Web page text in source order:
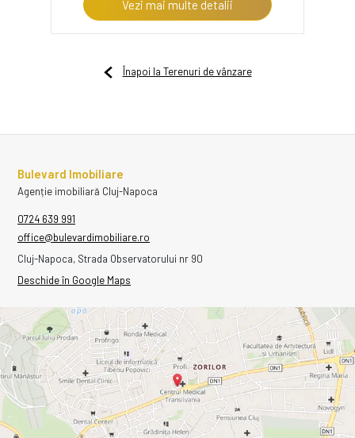
Vezi mai multe detalii
Înapoi la Terenuri de vânzare
Bulevard Imobiliare
Agenție imobiliară Cluj-Napoca
0724 639 991
office@bulevardimobiliare.ro
Cluj-Napoca, Strada Observatorului nr 90
Deschide în Google Maps